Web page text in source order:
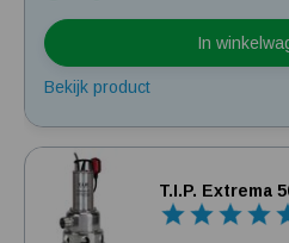
In
Bekijk product
T.I.P. Extrema